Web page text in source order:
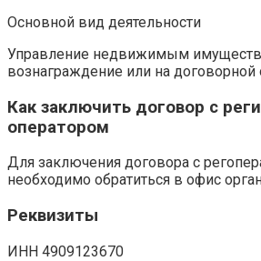
Основной вид деятельности
Управление недвижимым
вознаграждение или на договорной
Как заключить договор с
оператором
Для заключения договора с
необходимо обратиться в офис
Реквизиты
ИНН 4909123670